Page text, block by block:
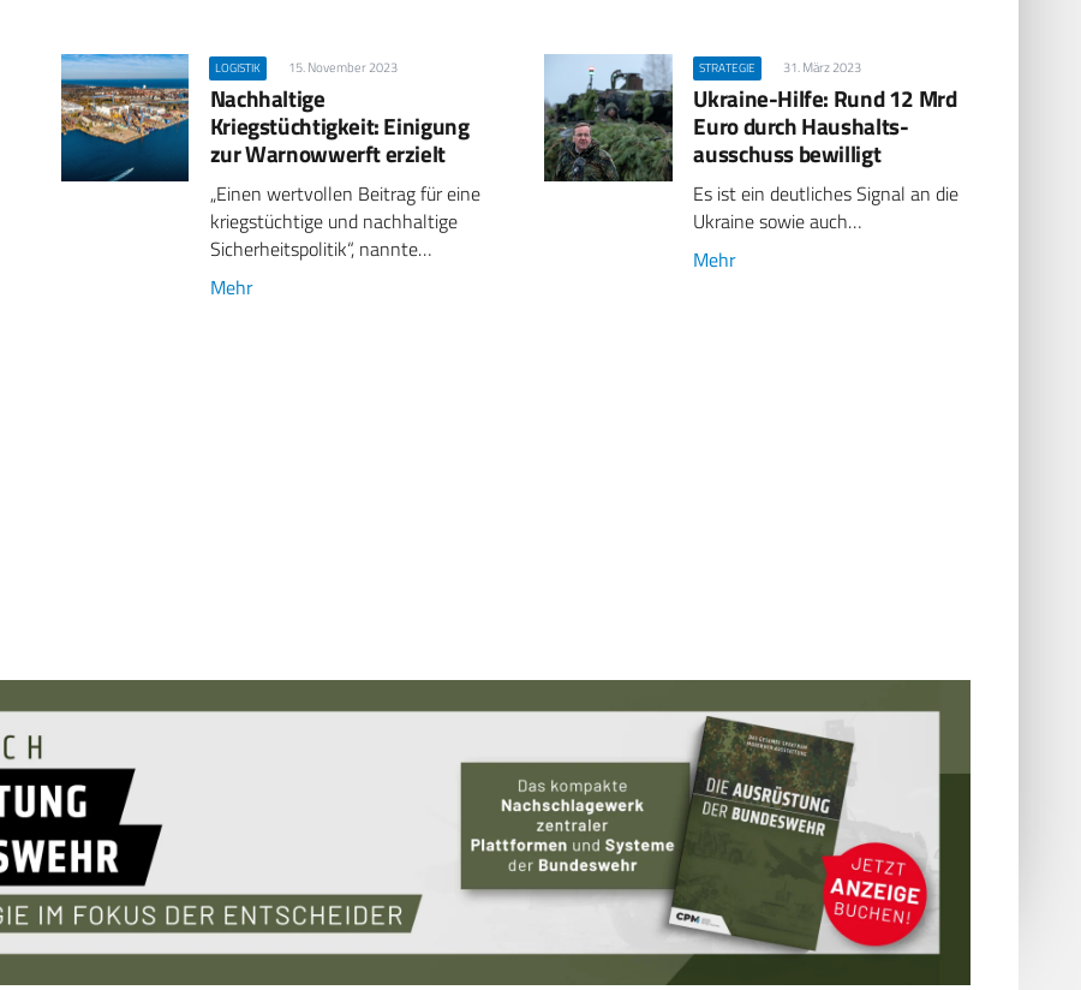
LOGISTIK 15. November 2023
Nachhaltige
Kriegstüchtigkeit: Einigung
zur Warnowwerft erzielt
„Einen wertvollen Beitrag für eine
kriegstüchtige und nachhaltige
Sicherheitspolitik“, nannte…
Mehr
STRATEGIE 31. März 2023
Ukraine-Hilfe: Rund 12 Mrd
Euro durch Haushalts­
ausschuss bewilligt
Es ist ein deutliches Signal an die
Ukraine sowie auch…
Mehr